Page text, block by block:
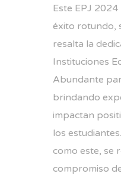
Este EPJ
éxito rotundo,
resalta la
Instituciones
Abundante
brindando
impactan
los
como este, se
compromiso